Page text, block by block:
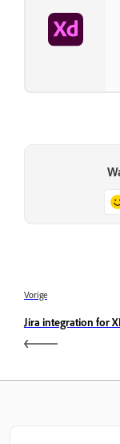
Vorige
Jira integration for